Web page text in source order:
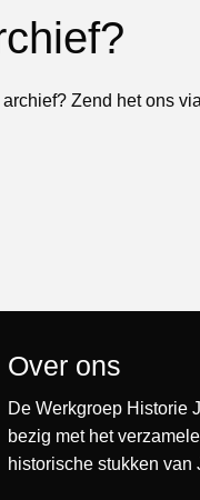
Zend het ons
Over ons
De Werkgroep Historie
bezig met het
historische stukken van